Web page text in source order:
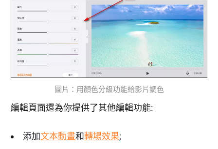
圖片：用顏色分級功能給影片調色
編輯頁面還為你提供了其他編輯功能:
添加文本動畫和轉場效果;